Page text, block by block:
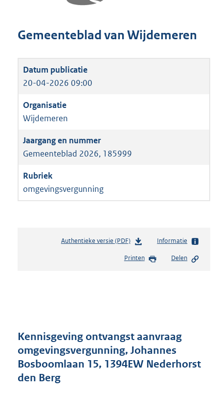
Gemeenteblad van Wijdemeren
20-04-2026 09:00
Wijdemeren
Gemeenteblad 2026, 185999
omgevingsvergunning
Authentieke versie (PDF)b
s
r
o
t
Informatie
Printen Delen
Kennisgeving ontvangst aanvraag
omgevingsvergunning, Johannes
Bosboomlaan 15, 1394EW Nederhorst
den Berg